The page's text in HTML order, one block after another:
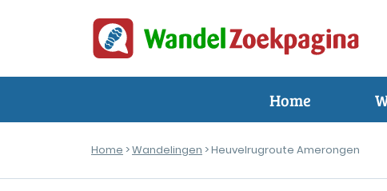
Home
Home >Wandelingen > Heuvelrugroute Amerongen